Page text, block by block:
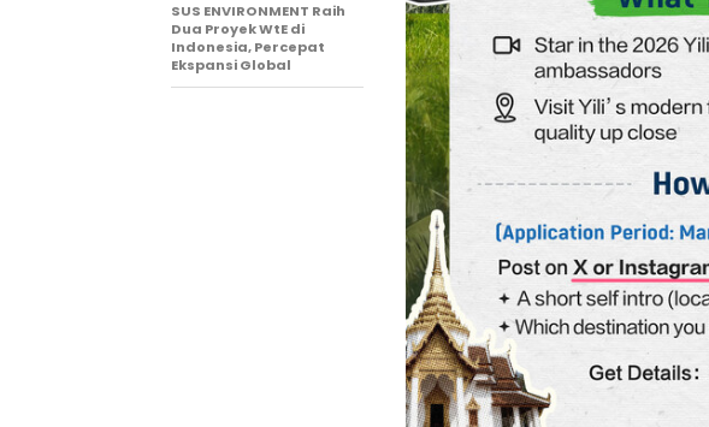
SUS ENVIRONMENT Raih
Dua Proyek WtE di
Indonesia, Percepat
Ekspansi Global